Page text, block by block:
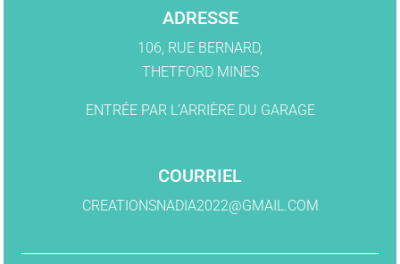
ADRESSE
106, RUE BERNARD,
THETFORD MINES
ENTRÉE PAR L’ARRIÈRE DU GARAGE
COURRIEL
CREATIONSNADIA2022@GMAIL.COM